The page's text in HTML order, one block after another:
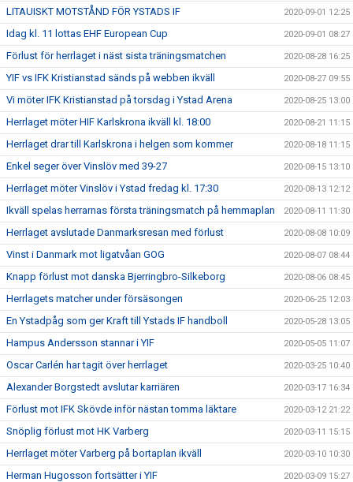
LITAUISKT MOTSTÅND FÖR YSTADS IF 2020-09-01 12:25
Idag kl. 11 lottas EHF European Cup 2020-09-01 08:27
Förlust för herrlaget i näst sista träningsmatchen 2020-08-28 16:25
YIF vs IFK Kristianstad sänds på webben ikväll 2020-08-27 09:55
Vi möter IFK Kristianstad på torsdag i Ystad Arena 2020-08-25 13:00
Herrlaget möter HIF Karlskrona ikväll kl. 18:00 2020-08-21 11:15
Herrlaget drar till Karlskrona i helgen som kommer 2020-08-18 11:15
Enkel seger över Vinslöv med 39-27 2020-08-15 13:10
Herrlaget möter Vinslöv i Ystad fredag kl. 17:30 2020-08-13 12:12
Ikväll spelas herrarnas första träningsmatch på hemmaplan 2020-08-11 11:30
Herrlaget avslutade Danmarksresan med förlust 2020-08-08 10:09
Vinst i Danmark mot ligatvåan GOG 2020-08-07 08:44
Knapp förlust mot danska Bjerringbro-Silkeborg 2020-08-06 08:45
Herrlagets matcher under försäsongen 2020-06-25 12:03
En Ystadpåg som ger Kraft till Ystads IF handboll 2020-05-28 13:05
Hampus Andersson stannar i YIF 2020-05-05 11:07
Oscar Carlén har tagit över herrlaget 2020-03-25 10:40
Alexander Borgstedt avslutar karriären 2020-03-17 16:34
Förlust mot IFK Skövde inför nästan tomma läktare 2020-03-12 21:22
Snöplig förlust mot HK Varberg 2020-03-11 15:15
Herrlaget möter Varberg på bortaplan ikväll 2020-03-10 10:30
Herman Hugosson fortsätter i YIF 2020-03-09 15:27